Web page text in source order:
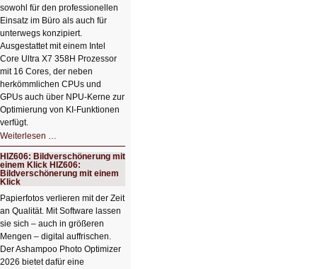
sowohl für den professionellen
Einsatz im Büro als auch für
unterwegs konzipiert.
Ausgestattet mit einem Intel
Core Ultra X7 358H Prozessor
mit 16 Cores, der neben
herkömmlichen CPUs und
GPUs auch über NPU-Kerne zur
Optimierung von KI-Funktionen
verfügt.
Weiterlesen …
Schicker
kompakter
Rechenturbo
HIZ606: Bildverschönerung mit
einem Klick HIZ606:
Bildverschönerung mit einem
Klick
Papierfotos verlieren mit der Zeit
an Qualität. Mit Software lassen
sie sich – auch in größeren
Mengen – digital auffrischen.
Der Ashampoo Photo Optimizer
2026 bietet dafür eine